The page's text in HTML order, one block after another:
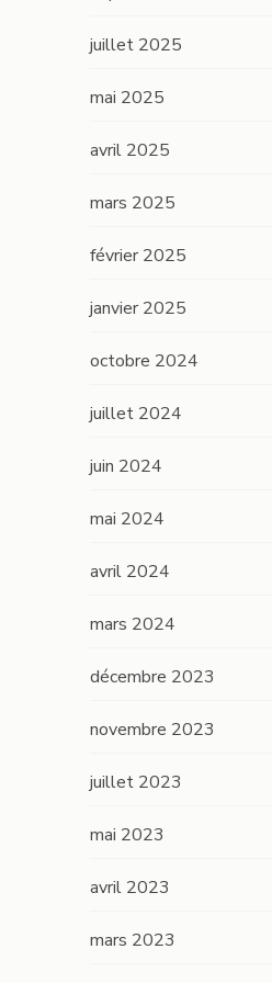
juillet 2025
mai 2025
avril 2025
mars 2025
février 2025
janvier 2025
octobre 2024
juillet 2024
juin 2024
mai 2024
avril 2024
mars 2024
décembre 2023
novembre 2023
juillet 2023
mai 2023
avril 2023
mars 2023